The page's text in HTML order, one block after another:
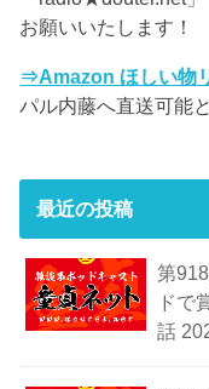
お願いいたします！
⇒Amazon ほしい物
パル内藤へ直送可能
最近の投稿
第
ドで
話